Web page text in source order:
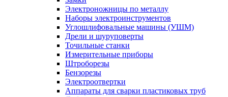
Электроножницы по металлу
Наборы электроинструментов
Углошлифовальные машины (УШМ)
Дрели и шуруповерты
Точильные станки
Измерительные приборы
Штроборезы
Бензорезы
Электроотвертки
Аппараты для сварки пластиковых труб